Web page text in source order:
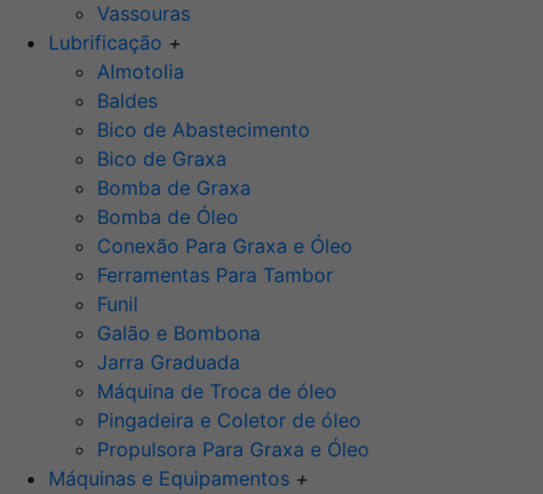
Vassouras
Lubrificação +
Almotolia
Baldes
Bico de Abastecimento
Bico de Graxa
Bomba de Graxa
Bomba de Óleo
Conexão Para Graxa e Óleo
Ferramentas Para Tambor
Funil
Galão e Bombona
Jarra Graduada
Máquina de Troca de óleo
Pingadeira e Coletor de óleo
Propulsora Para Graxa e Óleo
Máquinas e Equipamentos +